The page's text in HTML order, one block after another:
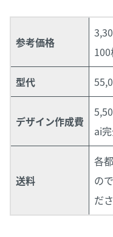
参考価格
100
型代
デザイン作成費
ai
送料
各
の
だ